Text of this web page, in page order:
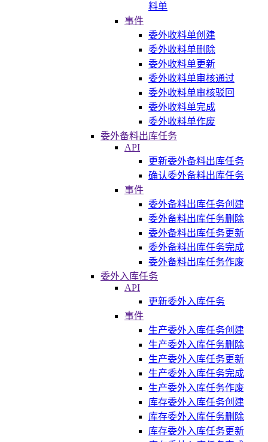
料单
事件
委外收料单创建
委外收料单删除
委外收料单更新
委外收料单审核通过
委外收料单审核驳回
委外收料单完成
委外收料单作废
委外备料出库任务
API
更新委外备料出库任务
确认委外备料出库任务
事件
委外备料出库任务创建
委外备料出库任务删除
委外备料出库任务更新
委外备料出库任务完成
委外备料出库任务作废
委外入库任务
API
更新委外入库任务
事件
生产委外入库任务创建
生产委外入库任务删除
生产委外入库任务更新
生产委外入库任务完成
生产委外入库任务作废
库存委外入库任务创建
库存委外入库任务删除
库存委外入库任务更新